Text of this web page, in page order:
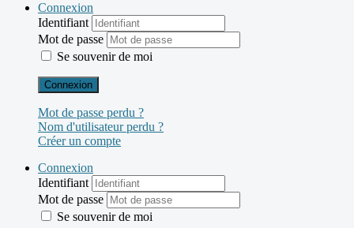
Connexion
Identifiant
Mot de passe
Se souvenir de moi
Connexion
Mot de passe perdu ?
Nom d'utilisateur perdu ?
Créer un compte
Connexion
Identifiant
Mot de passe
Se souvenir de moi